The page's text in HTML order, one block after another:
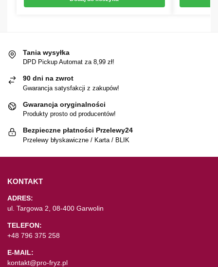
Tania wysyłka
DPD Pickup Automat za 8,99 zł!
90 dni na zwrot
Gwarancja satysfakcji z zakupów!
Gwarancja oryginalności
Produkty prosto od producentów!
Bezpieczne płatności Przelewy24
Przelewy błyskawiczne / Karta / BLIK
KONTAKT
ADRES:
ul. Targowa 2, 08-400 Garwolin
TELEFON:
+48 796 375 258
E-MAIL:
kontakt@pro-fryz.pl